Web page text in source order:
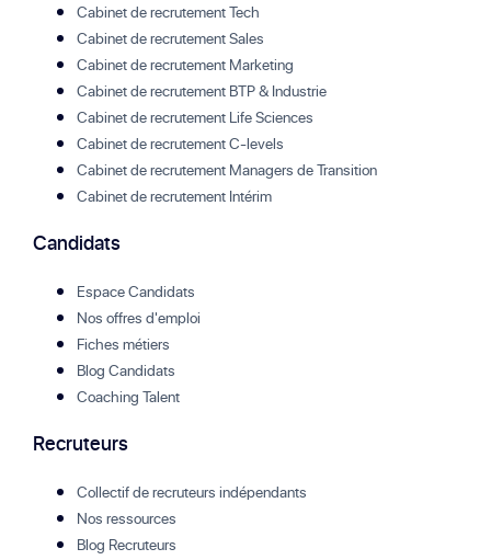
Cabinet de recrutement Tech
Cabinet de recrutement Sales
Cabinet de recrutement Marketing
Cabinet de recrutement BTP & Industrie
Cabinet de recrutement Life Sciences
Cabinet de recrutement C-levels
Cabinet de recrutement Managers de Transition
Cabinet de recrutement Intérim
Candidats
Espace Candidats
Nos offres d'emploi
Fiches métiers
Blog Candidats
Coaching Talent
Recruteurs
Collectif de recruteurs indépendants
Nos ressources
Blog Recruteurs